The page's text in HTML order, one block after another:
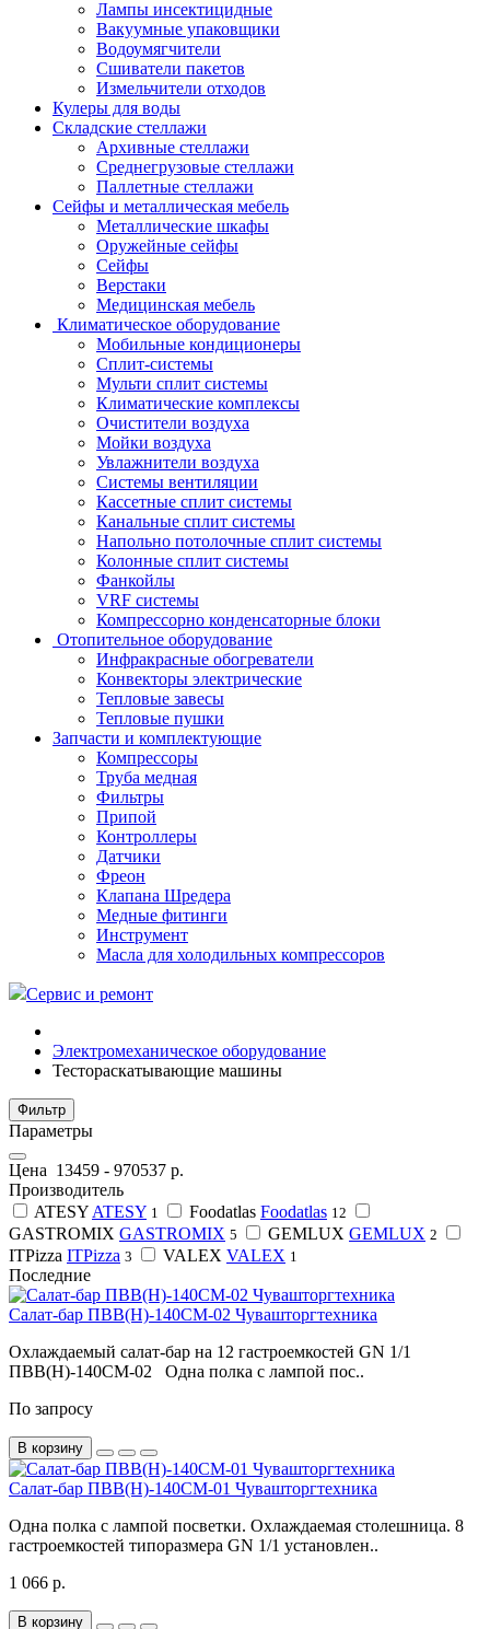
Лампы инсектицидные
Вакуумные упаковщики
Водоумягчители
Сшиватели пакетов
Измельчители отходов
Кулеры для воды
Складские стеллажи
Архивные стеллажи
Среднегрузовые стеллажи
Паллетные стеллажи
Сейфы и металлическая мебель
Металлические шкафы
Оружейные сейфы
Сейфы
Верстаки
Медицинская мебель
Климатическое оборудование
Мобильные кондиционеры
Сплит-системы
Мульти сплит системы
Климатические комплексы
Очистители воздуха
Мойки воздуха
Увлажнители воздуха
Системы вентиляции
Кассетные сплит системы
Канальные сплит системы
Напольно потолочные сплит системы
Колонные сплит системы
Фанкойлы
VRF системы
Компрессорно конденсаторные блоки
Отопительное оборудование
Инфракрасные обогреватели
Конвекторы электрические
Тепловые завесы
Тепловые пушки
Запчасти и комплектующие
Компрессоры
Труба медная
Фильтры
Припой
Контроллеры
Датчики
Фреон
Клапана Шредера
Медные фитинги
Инструмент
Масла для холодильных компрессоров
Сервис и ремонт
Электромеханическое оборудование
Тестораскатывающие машины
Фильтр
Параметры
Цена 13459 - 970537 р.
Производитель
ATESY ATESY 1 Foodatlas Foodatlas 12
GASTROMIX GASTROMIX 5 GEMLUX GEMLUX 2
ITPizza ITPizza 3 VALEX VALEX 1
Последние
Салат-бар ПВВ(Н)-140СМ-02 Чувашторгтехника
Охлаждаемый салат-бар на 12 гастроемкостей GN 1/1
ПВВ(Н)-140СМ-02 Одна полка с лампой пос..
По запросу
В корзину
Салат-бар ПВВ(Н)-140СМ-01 Чувашторгтехника
Одна полка с лампой посветки. Охлаждаемая столешница. 8
гастроемкостей типоразмера GN 1/1 установлен..
1 066 р.
В корзину